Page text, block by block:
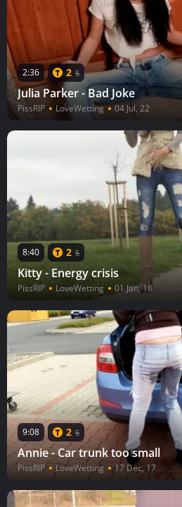
2:36 2 5
Julia Parker - Bad Joke
PissRIP LoveWetting 04 Jul, 22
8:40 2 5
Kitty - Energy crisis
PissRIP LoveWetting 01 Jan, 18
9:08 2 5
Annie - Car trunk too small
PissRIP LoveWetting 17 Dec, 17